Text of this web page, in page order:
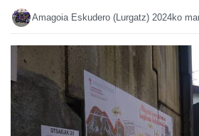
Amagoia Eskudero (Lurgatz) 2024ko